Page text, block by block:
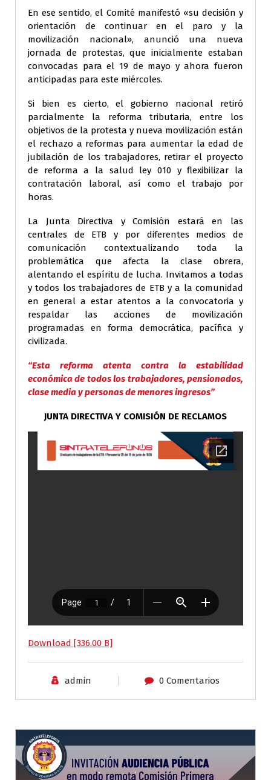
En ese sentido, el Comité manifestó «su decisión y
orientación de continuar en el paro y la
movilización nacional», anunció una nueva
jornada de protestas, que inicialmente estaban
convocadas para el 19 de mayo y ahora fueron
anticipadas para este miércoles.
Si bien es cierto, el gobierno nacional retiró
parcialmente la reforma tributaria, entre los
objetivos de la protesta y nueva movilización están
el rechazo a reformas para aumentar la edad de
jubilación de los trabajadores, retirar el proyecto
de reforma a la salud ley 010 y flexibilizar la
contratación laboral, así como el trabajo por
horas.
La Junta Directiva y Comisión estará en las
centrales de ETB y por diferentes medios de
comunicación contextualizando toda la
problemática que afecta la clase obrera,
alentando el espíritu de lucha. Invitamos a todas
y todos los trabajadores de ETB y a la comunidad
en general a estar atentos a la convocatoria y
respaldar las acciones de movilización
programadas en forma democrática, pacífica y
civilizada.
“Esta reforma atenta contra la estabilidad
económica de todos los trabajadores, pensionados,
clase media y personas de menores ingresos”
JUNTA DIRECTIVA Y COMISIÓN DE RECLAMOS
Download [336.00 B]
admin 0 Comentarios